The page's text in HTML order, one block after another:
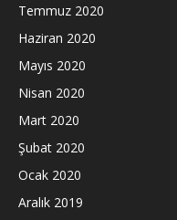
Temmuz 2020
Haziran 2020
Mayıs 2020
Nisan 2020
Mart 2020
Şubat 2020
Ocak 2020
Aralık 2019